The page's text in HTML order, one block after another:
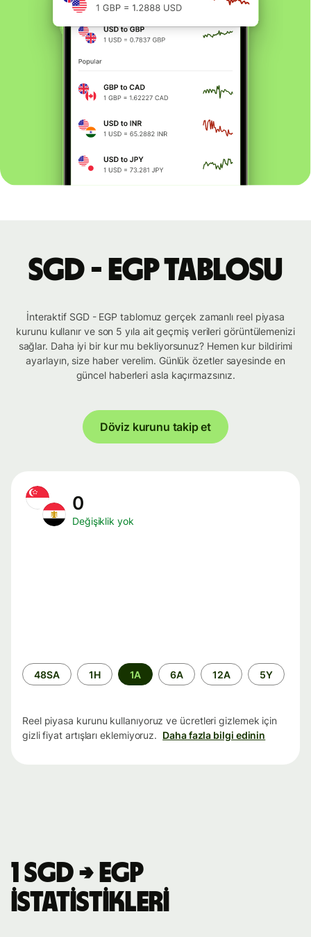
SGD - EGP tablosu
İnteraktif SGD - EGP tablomuz gerçek zamanlı reel piyasa
kurunu kullanır ve son 5 yıla ait geçmiş verileri görüntülemenizi
sağlar. Daha iyi bir kur mu bekliyorsunuz? Hemen kur bildirimi
ayarlayın, size haber verelim. Günlük özetler sayesinde en
güncel haberleri asla kaçırmazsınız.
Döviz kurunu takip et
0
Değişiklik yok
Zaman
aralığı
48SA 1H 1A 6A 12A 5Y
Reel piyasa kurunu kullanıyoruz ve ücretleri gizlemek için
gizli fiyat artışları eklemiyoruz. Daha fazla bilgi edinin
1 SGD → EGP
istatistikleri